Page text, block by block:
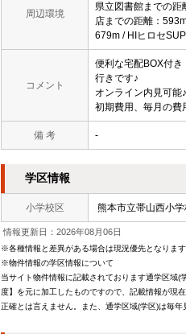
周辺環境
県立図書館までの
店までの距離：
679m / HIヒロセ
コメント
便利な宅配BOX付
行きです♪
オンライン内見可能
初期費用、毎月の費
備 考 -
学区情報
小学校区 熊本市立帯山西小
情報更新日：2026年08月06日
※各種情報と差異がある場合は現況優先となります
※物件情報の学区情報について
当サイト物件情報に記載されております通学区域
度】を元に加工したものですので、記載情報が現
正確とは言えません。また、通学区域(学区)は毎